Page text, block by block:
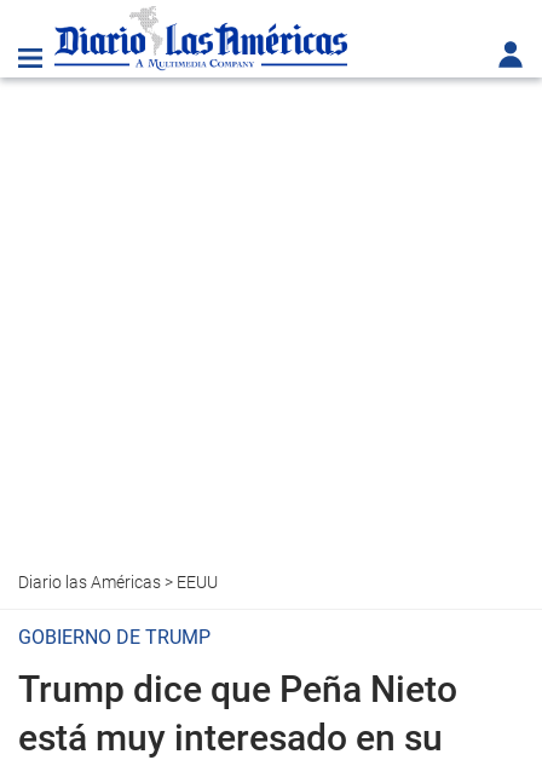
Diario las Américas> EEUU
GOBIERNO DE TRUMP
Trump dice que Peña Nieto
está muy interesado en su